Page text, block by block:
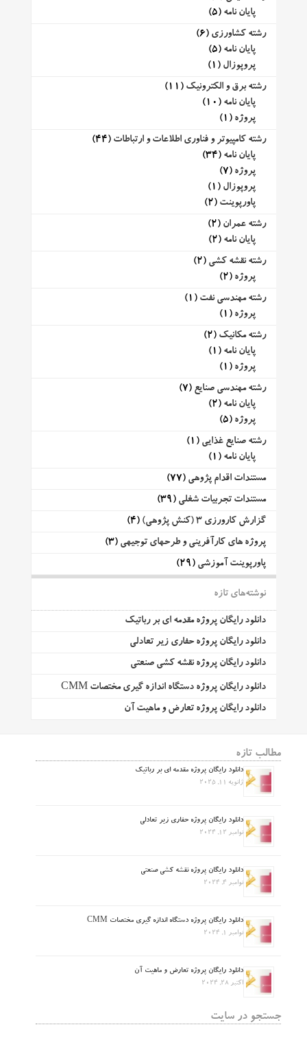
پایان نامه (5)
رشته کشاورزی (6)
پایان نامه (5)
پروپوزال (1)
رشته برق و الکترونیک (11)
پایان نامه (10)
پروژه (1)
رشته کامپیوتر و فناوری اطلاعات و ارتباطات (44)
پایان نامه (34)
پروژه (7)
پروپوزال (1)
پاورپوینت (2)
رشته عمران (2)
پایان نامه (2)
رشته نقشه کشی (2)
پروژه (2)
رشته مهندسی نفت (1)
پروژه (1)
رشته مکانیک (2)
پایان نامه (1)
پروژه (1)
رشته مهندسی صنایع (7)
پایان نامه (2)
پروژه (5)
رشته صنایع غذایی (1)
پایان نامه (1)
مستندات اقدام پژوهی (77)
مستندات تجربیات شغلی (39)
گزارش کارورزی 3 (کنش پژوهی)
(4)
پروژه های کارآفرینی و طرحهای توجیهی (3)
پاورپوینت آموزشی (29)
نوشته‌های تازه
دانلود رایگان پروژه مقدمه ای بر رباتیک
دانلود رایگان پروژه حفاری زیر تعادلی
دانلود رایگان پروژه نقشه کشی صنعتی
دانلود رایگان پروژه دستگاه اندازه گیری مختصات CMM
دانلود رایگان پروژه تعارض و ماهیت آن
مطالب تازه
دانلود رایگان پروژه مقدمه ای بر رباتیک
ژانویه 11, 2025
دانلود رایگان پروژه حفاری زیر تعادلی
نوامبر 12, 2024
دانلود رایگان پروژه نقشه کشی صنعتی
نوامبر 4, 2024
دانلود رایگان پروژه دستگاه اندازه گیری مختصات CMM
نوامبر 1, 2024
دانلود رایگان پروژه تعارض و ماهیت آن
اکتبر 28, 2024
جستجو در سایت